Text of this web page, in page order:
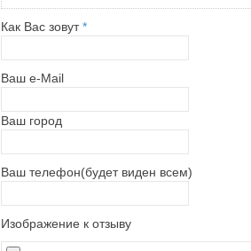
Как Вас зовут*
Ваш e-Mail
Ваш город
Ваш телефон(будет виден всем)
Изображение к отзыву